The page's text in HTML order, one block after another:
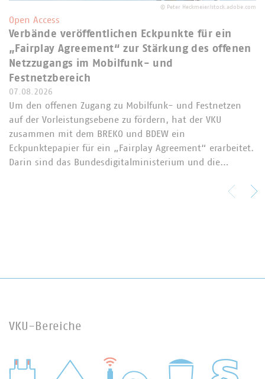
© Peter Heckmeier/stock.adobe.com
Open Access
Verbände veröffentlichen Eckpunkte für ein
„Fairplay Agreement“ zur Stärkung des offenen
Netzzugangs im Mobilfunk- und
Festnetzbereich
07.08.2026
Um den offenen Zugang zu Mobilfunk- und Festnetzen
auf der Vorleistungsebene zu fördern, hat der VKU
zusammen mit dem BREKO und BDEW ein
Eckpunktepapier für ein „Fairplay Agreement“ erarbeitet.
Darin sind das Bundesdigitalministerium und die…
VKU-Bereiche